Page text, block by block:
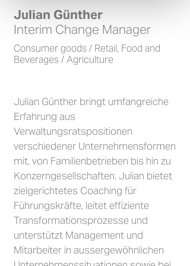
Julian Günther
Interim Change Manager
Consumer goods / Retail, Food and
Beverages / Agriculture
Julian Günther bringt umfangreiche
Erfahrung aus
Verwaltungsratspositionen
verschiedener Unternehmensformen
mit, von Familienbetrieben bis hin zu
Konzerngesellschaften. Julian bietet
zielgerichtetes Coaching für
Führungskräfte, leitet effiziente
Transformationsprozesse und
unterstützt Management und
Mitarbeiter in aussergewöhnlichen